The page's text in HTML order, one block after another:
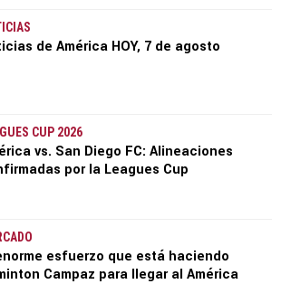
de América HOY, 7 de agosto
CUP 2026
vs. San Diego FC: Alineaciones
por la Leagues Cup
esfuerzo que está haciendo
Campaz para llegar al América